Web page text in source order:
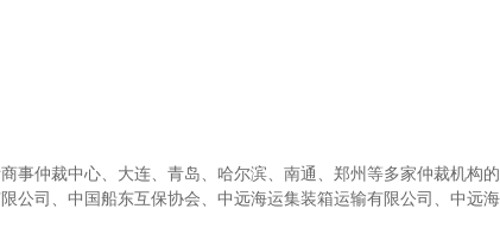
事仲裁中心、大连、青岛、哈尔滨、南通、郑州等多家仲裁机构
司、中国船东互保协会、中远海运集装箱运输有限公司、中远